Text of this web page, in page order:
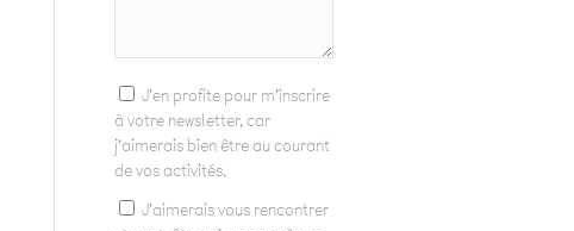
J'en profite pour m'inscrire
à votre newsletter, car
j'aimerais bien être au courant
de vos activités.
J'aimerais vous rencontrer